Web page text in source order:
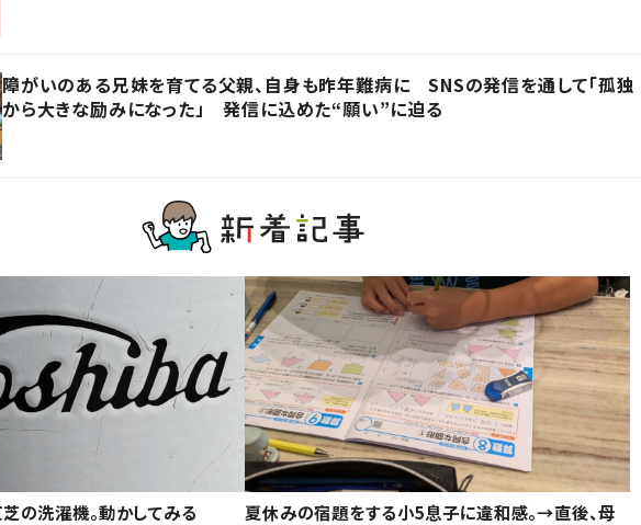
障がいのある兄妹を育てる父親、自身も昨年難病に SNSの発信を通して「孤独
から大きな励みになった」 発信に込めた“願い”に迫る
の洗濯機。動かしてみる
夏休みの宿題をする小5息子に違和感。→直後、母